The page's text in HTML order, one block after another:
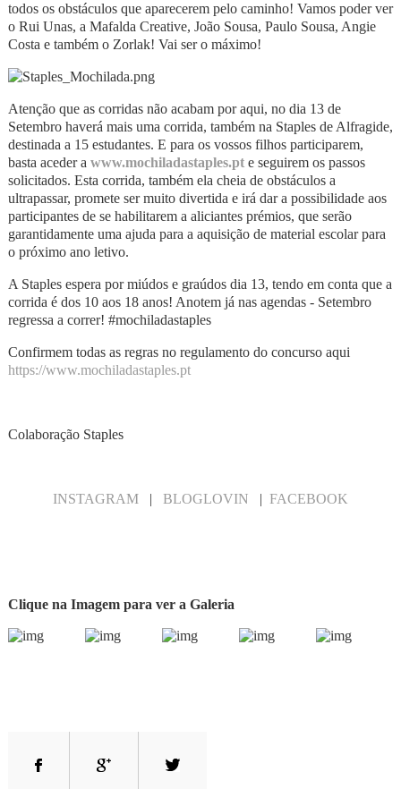
todos os obstáculos que aparecerem pelo caminho! Vamos poder ver
o Rui Unas, a Mafalda Creative, João Sousa, Paulo Sousa, Angie
Costa e também o Zorlak! Vai ser o máximo!
Atenção que as corridas não acabam por aqui, no dia 13 de
Setembro haverá mais uma corrida, também na Staples de Alfragide,
destinada a 15 estudantes. E para os vossos filhos participarem,
basta aceder a www.mochiladastaples.pte seguirem os passos
solicitados. Esta corrida, também ela cheia de obstáculos a
ultrapassar, promete ser muito divertida e irá dar a possibilidade aos
participantes de se habilitarem a aliciantes prémios, que serão
garantidamente uma ajuda para a aquisição de material escolar para
o próximo ano letivo.
A Staples espera por miúdos e graúdos dia 13, tendo em conta que a
corrida é dos 10 aos 18 anos! Anotem já nas agendas - Setembro
regressa a correr! #mochiladastaples
Confirmem todas as regras no regulamento do concurso aqui
https://www.mochiladastaples.pt
Colaboração Staples
INSTAGRAM| BLOGLOVIN | FACEBOOK
Clique na Imagem para ver a Galeria